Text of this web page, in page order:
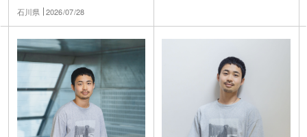
石川県 2026/07/28